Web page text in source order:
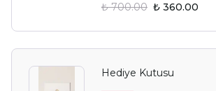
₺ 700.00 ₺ 360.00
Hediye Kutusu